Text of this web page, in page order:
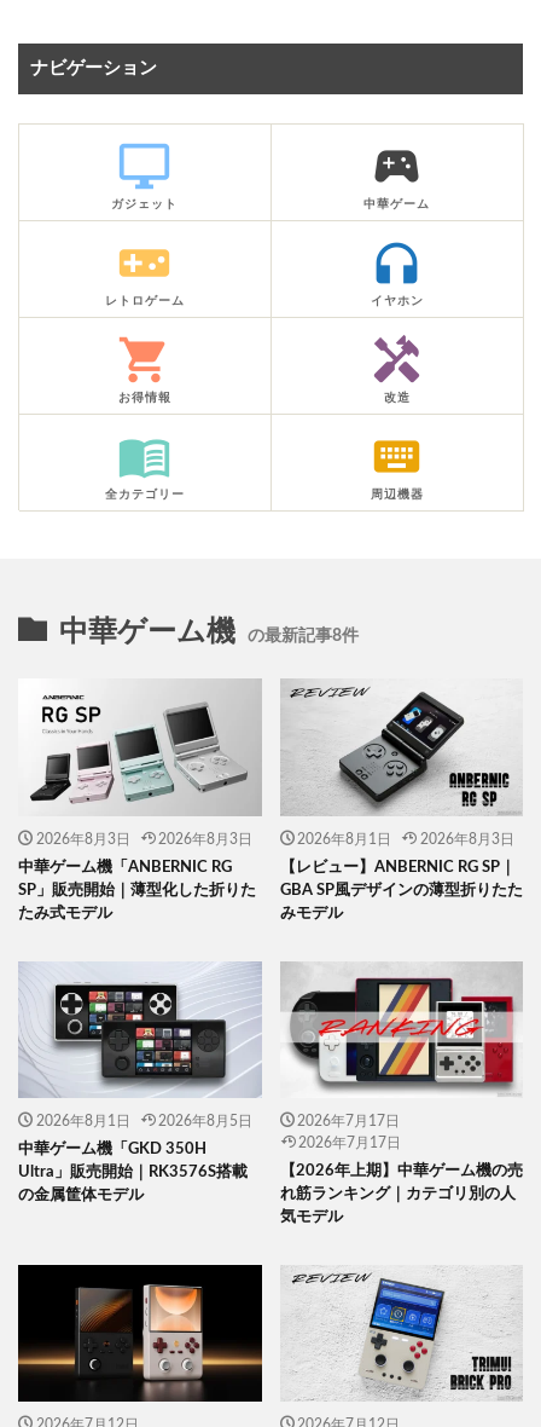
ナビゲーション
desktop_windows
ガジェット
sports_esports
中華ゲーム
videogame_asset
レトロゲーム
headphones
イヤホン
shopping_cart
お得情報
handyman
改造
menu_book
全カテゴリー
keyboard
周辺機器
中華ゲーム機 の最新記事8件
2026年8月3日 2026年8月3日
中華ゲーム機「ANBERNIC RG
SP」販売開始｜薄型化した折りた
たみ式モデル
2026年8月1日 2026年8月3日
【レビュー】ANBERNIC RG SP｜
GBA SP風デザインの薄型折りたた
みモデル
2026年8月1日 2026年8月5日
中華ゲーム機「GKD 350H
Ultra」販売開始｜RK3576S搭載
の金属筐体モデル
2026年7月17日
2026年7月17日
【2026年上期】中華ゲーム機の売
れ筋ランキング｜カテゴリ別の人
気モデル